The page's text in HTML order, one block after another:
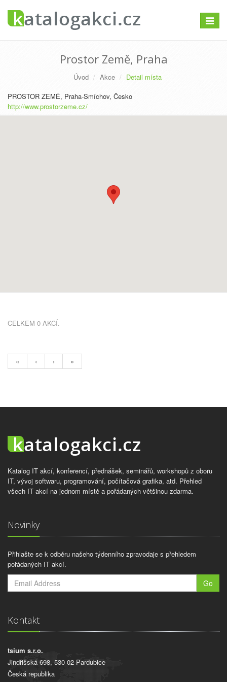
Prostor Země, Praha
Úvod Akce
Detail místa
PROSTOR ZEMĚ, Praha-Smíchov, Česko
http://www.prostorzeme.cz/
CELKEM 0 AKCÍ.
« ‹ › »
Katalog IT akcí, konferencí, přednášek, seminářů, workshopů z oboru
IT, vývoj softwaru, programování, počítačová grafika, atd. Přehled
všech IT akcí na jednom místě a pořádaných většinou zdarma.
Novinky
Přihlašte se k odběru našeho týdenního zpravodaje s přehledem
pořádaných IT akcí.
Go
Kontakt
tsium s.r.o.
Jindřišská 698, 530 02 Pardubice
Česká republika